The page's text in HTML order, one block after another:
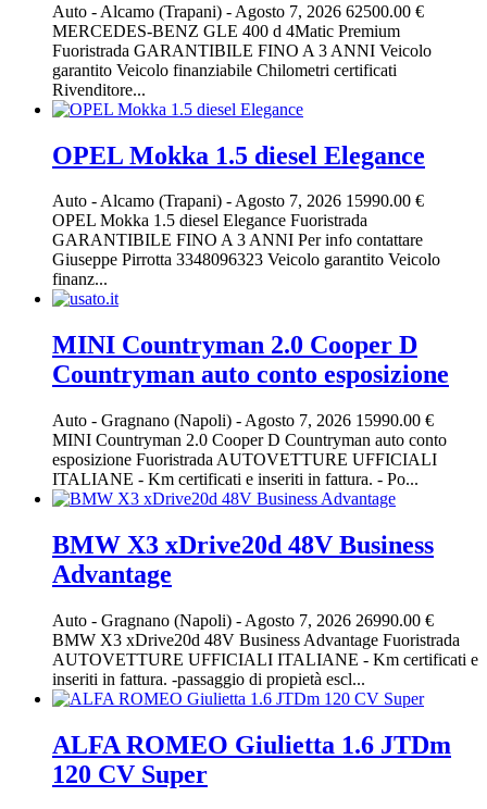
Auto - Alcamo (Trapani) - Agosto 7, 2026 62500.00 €
MERCEDES-BENZ GLE 400 d 4Matic Premium
Fuoristrada GARANTIBILE FINO A 3 ANNI Veicolo
garantito Veicolo finanziabile Chilometri certificati
Rivenditore...
OPEL Mokka 1.5 diesel Elegance
Auto -Alcamo (Trapani) -Agosto 7, 2026 15990.00 €
OPEL Mokka 1.5 diesel Elegance Fuoristrada
GARANTIBILE FINO A 3 ANNI Per info contattare
Giuseppe Pirrotta 3348096323 Veicolo garantito Veicolo
finanz...
MINI Countryman 2.0 Cooper D
Countryman auto conto esposizione
Auto - Gragnano (Napoli) - Agosto 7, 2026 15990.00 €
MINI Countryman 2.0 Cooper D Countryman auto conto
esposizione Fuoristrada AUTOVETTURE UFFICIALI
ITALIANE - Km certificati e inseriti in fattura. - Po...
BMW X3 xDrive20d 48V Business
Advantage
Auto - Gragnano (Napoli) - Agosto 7, 2026 26990.00 €
BMW X3 xDrive20d 48V Business Advantage Fuoristrada
AUTOVETTURE UFFICIALI ITALIANE - Km certificati e
inseriti in fattura. -passaggio di propietà escl...
ALFA ROMEO Giulietta 1.6 JTDm
120 CV Super